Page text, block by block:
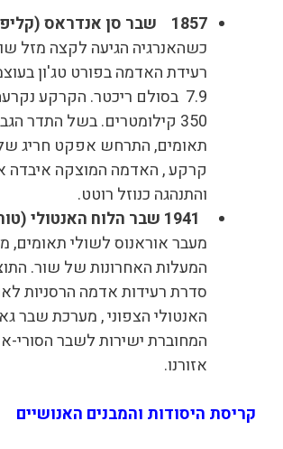
1857
שבר סן אנדראס
כשהאנרגיה הגיעה לקצה מזל
רעידת האדמה בפורט טג'ון
7.9 בסולם ריכטר. הקרקע
350 קילומטרים. בשל התדר
תאומים, התרחש אפקט חריג
קרקע , האדמה המוצקה איבדה
והתנהגה כנוזל רוטט.
שבר הלוח האנטולי
מעבר אוראנוס לשולי תאומים,
המעלות האחרונות של שור.
סדרת רעידות אדמה הרסניות
האנטולי הצפוני , מערכת שבר
המחוברת ישירות לשבר הסורי-
אזורנו.
קריסת היסודות והמבנים האנושיים